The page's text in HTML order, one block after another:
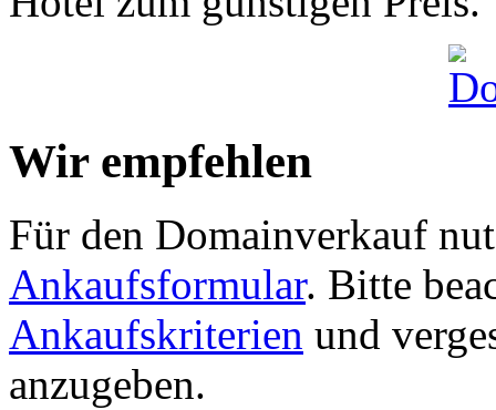
Wir empfehlen
Für den Domainverkauf
Ankaufsformular. Bitte
Ankaufskriterien und
anzugeben.